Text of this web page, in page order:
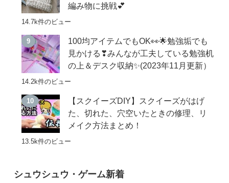
編み物に挑戦💕
14.7k件のビュー
100均アイテムでもOK👀🌟勉強垢でも
見かける❣みんなが工夫している勉強机
の上＆デスク収納✨(2023年11月更新）
14.2k件のビュー
【スクイーズDIY】スクイーズがはげ
た、切れた、穴空いたときの修理、リ
メイク方法まとめ！
13.5k件のビュー
シュウシュウ・ゲーム新着